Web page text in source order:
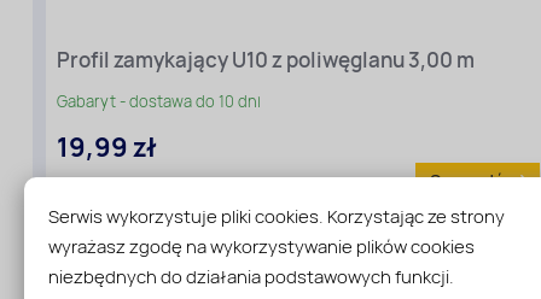
Serwis wykorzystuje pliki cookies. Korzystając ze strony
wyrażasz zgodę na wykorzystywanie plików cookies
niezbędnych do działania podstawowych funkcji.
Profil zamykający U10 z poliwęglanu 3,00 m
Gabaryt - dostawa do 10 dni
19,99 zł
Sprawdź
Rodzaj